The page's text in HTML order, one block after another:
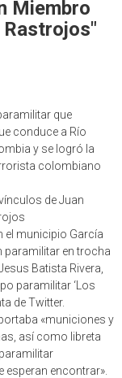
Miembro
Rastrojos"
que
conduce a Río
y se logró la
colombiano
de Juan
el municipio García
paramilitar en trocha
Batista Rivera,
paramilitar ‘Los
de Twitter.
«municiones y
así como libreta
encontrar».